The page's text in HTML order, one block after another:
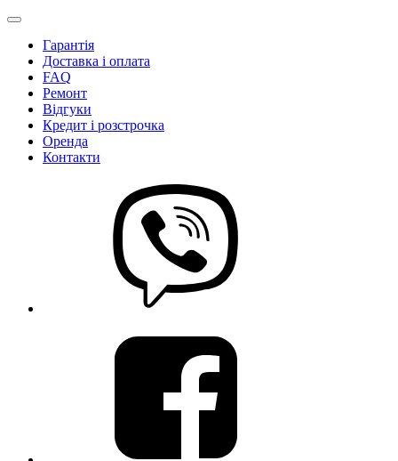
Гарантія
Доставка і оплата
FAQ
Ремонт
Відгуки
Кредит і розстрочка
Оренда
Контакти